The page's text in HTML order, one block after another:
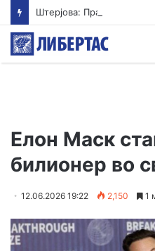
Елон Маск
билионер во
12.06.2026 19:22 2,150 1